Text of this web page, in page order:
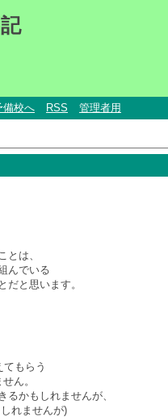
備校へ RSS 管理者用
とは、
んでいる
だと思います。
もらう
ん。
るかもしれませんが、
れませんが)